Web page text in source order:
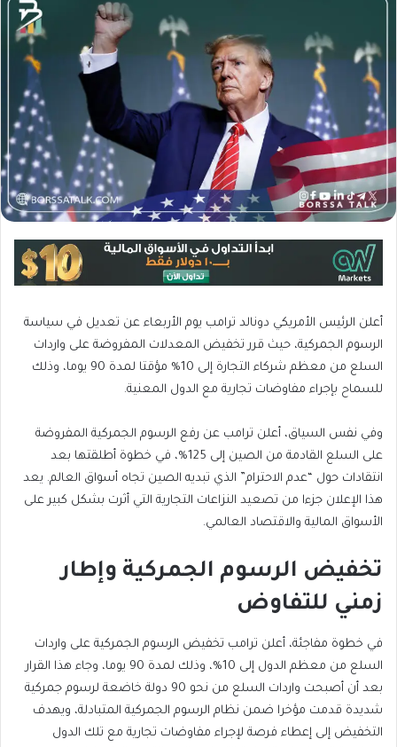
أعلن الرئيس الأمريكي دونالد ترامب يوم الأربعاء عن تعديل في سياسة
الرسوم الجمركية، حيث قرر تخفيض المعدلات المفروضة على واردات
السلع من معظم شركاء التجارة إلى 10% مؤقتا لمدة 90 يوما، وذلك
للسماح بإجراء مفاوضات تجارية مع الدول المعنية.
وفي نفس السياق، أعلن ترامب عن رفع الرسوم الجمركية المفروضة
على السلع القادمة من الصين إلى 125%، في خطوة أطلقتها بعد
انتقادات حول “عدم الاحترام” الذي تبديه الصين تجاه أسواق العالم. يعد
هذا الإعلان جزءا من تصعيد النزاعات التجارية التي أثرت بشكل كبير على
الأسواق المالية والاقتصاد العالمي.
تخفيض الرسوم الجمركية وإطار
زمني للتفاوض
في خطوة مفاجئة، أعلن ترامب تخفيض الرسوم الجمركية على واردات
السلع من معظم الدول إلى 10%، وذلك لمدة 90 يوما، وجاء هذا القرار
بعد أن أصبحت واردات السلع من نحو 90 دولة خاضعة لرسوم جمركية
شديدة قدمت مؤخرا ضمن نظام الرسوم الجمركية المتبادلة، ويهدف
التخفيض إلى إعطاء فرصة لإجراء مفاوضات تجارية مع تلك الدول